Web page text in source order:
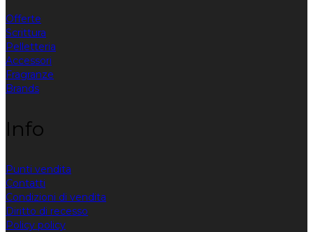
Offerte
Scrittura
Pelletteria
Accessori
Fragranze
Brands
Info
Punti vendita
Contatti
Condizioni di vendita
Diritto di recesso
Policy policy